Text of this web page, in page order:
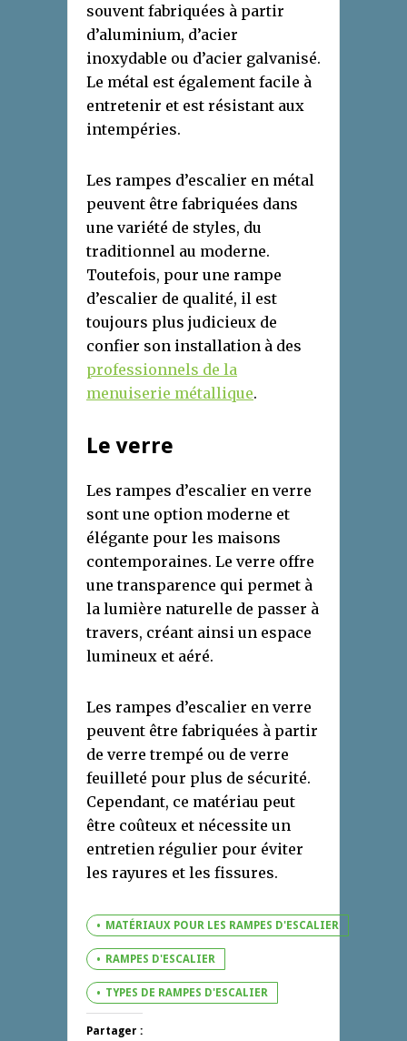
souvent fabriquées à partir
d’aluminium, d’acier
inoxydable ou d’acier galvanisé.
Le métal est également facile à
entretenir et est résistant aux
intempéries.
Les rampes d’escalier en métal
peuvent être fabriquées dans
une variété de styles, du
traditionnel au moderne.
Toutefois, pour une rampe
d’escalier de qualité, il est
toujours plus judicieux de
confier son installation à des
professionnels de la
menuiserie métallique.
Le verre
Les rampes d’escalier en verre
sont une option moderne et
élégante pour les maisons
contemporaines. Le verre offre
une transparence qui permet à
la lumière naturelle de passer à
travers, créant ainsi un espace
lumineux et aéré.
Les rampes d’escalier en verre
peuvent être fabriquées à partir
de verre trempé ou de verre
feuilleté pour plus de sécurité.
Cependant, ce matériau peut
être coûteux et nécessite un
entretien régulier pour éviter
les rayures et les fissures.
MATÉRIAUX POUR LES RAMPES D'ESCALIER
RAMPES D'ESCALIER
TYPES DE RAMPES D'ESCALIER
Partager :